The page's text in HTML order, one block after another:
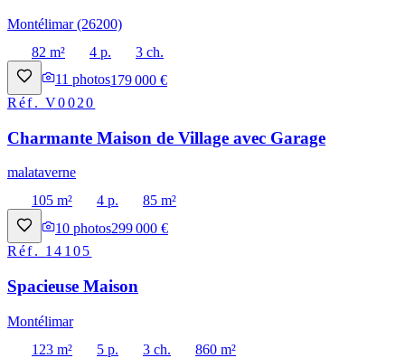
Montélimar (26200)
82 m²
4 p.
3 ch.
11 photos179 000 €
Réf.V0020
Charmante Maison de Village avec Garage
malataverne
105 m²
4 p.
85 m²
10 photos299 000 €
Réf. 14105
Spacieuse Maison
Montélimar
123 m²
5 p. 3 ch.
860 m²